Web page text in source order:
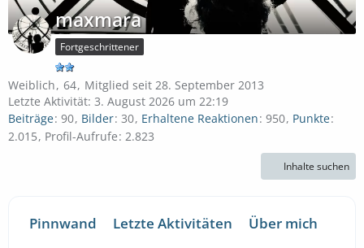
maxmara
Fortgeschrittener
Weiblich 64 Mitglied seit 28. September 2013
Letzte Aktivität: 3. August 2026 um 22:19
Beiträge 90 Bilder 30 Erhaltene Reaktionen 950 Punkte
2.015 Profil-Aufrufe 2.823
Inhalte suchen
Pinnwand Letzte Aktivitäten Über mich